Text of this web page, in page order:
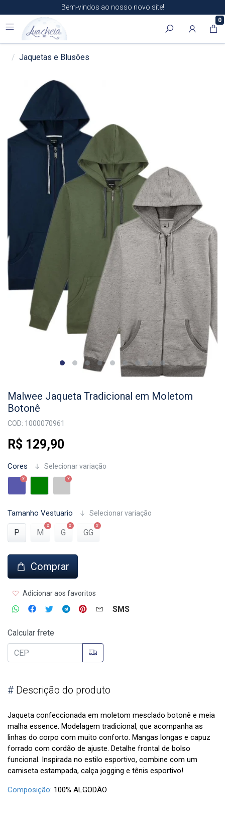
Bem-vindos ao nosso novo site!
0
Jaquetas e Blusões
Malwee Jaqueta Tradicional em Moletom
Botonê
COD: 1000070961
R$ 129,90
Cores Selecionar variação
Tamanho Vestuario Selecionar variação
P M G GG
Comprar
Adicionar aos favoritos
SMS
Calcular frete
# Descrição do produto
Jaqueta confeccionada em moletom mesclado botonê e meia
malha essence. Modelagem tradicional, que acompanha as
linhas do corpo com muito conforto. Mangas longas e capuz
forrado com cordão de ajuste. Detalhe frontal de bolso
funcional. Inspirada no estilo esportivo, combine com um
camiseta estampada, calça jogging e tênis esportivo!
Composição: 100% ALGODÃO